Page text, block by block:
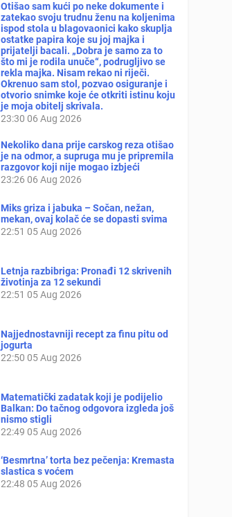
Otišao sam kući po neke dokumente i
zatekao svoju trudnu ženu na koljenima
ispod stola u blagovaonici kako skuplja
ostatke papira koje su joj majka i
prijatelji bacali. „Dobra je samo za to
što mi je rodila unuče“, podrugljivo se
rekla majka. Nisam rekao ni riječi.
Okrenuo sam stol, pozvao osiguranje i
otvorio snimke koje će otkriti istinu koju
je moja obitelj skrivala.
23:30 06 Aug 2026
Nekoliko dana prije carskog reza otišao
je na odmor, a supruga mu je pripremila
razgovor koji nije mogao izbjeći
23:26 06 Aug 2026
Miks griza i jabuka – Sočan, nežan,
mekan, ovaj kolač će se dopasti svima
22:51 05 Aug 2026
Letnja razbibriga: Pronađi 12 skrivenih
životinja za 12 sekundi
22:51 05 Aug 2026
Najjednostavniji recept za finu pitu od
jogurta
22:50 05 Aug 2026
Matematički zadatak koji je podijelio
Balkan: Do tačnog odgovora izgleda još
nismo stigli
22:49 05 Aug 2026
‘Besmrtna’ torta bez pečenja: Kremasta
slastica s voćem
22:48 05 Aug 2026